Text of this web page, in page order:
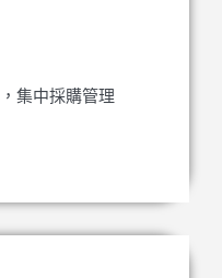
集中採購管理